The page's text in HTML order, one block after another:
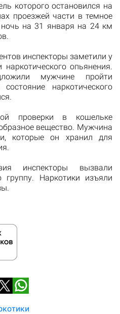
которого остановился на
проезжей части в темное
на 31 января на 24 км
инспекторы заметили у
опьянения.
мужчине пройти
наркотического
проверки в кошельке
вещество. Мужчина
которые он хранил для
инспекторы вызвали
группу. Наркотики изъяли